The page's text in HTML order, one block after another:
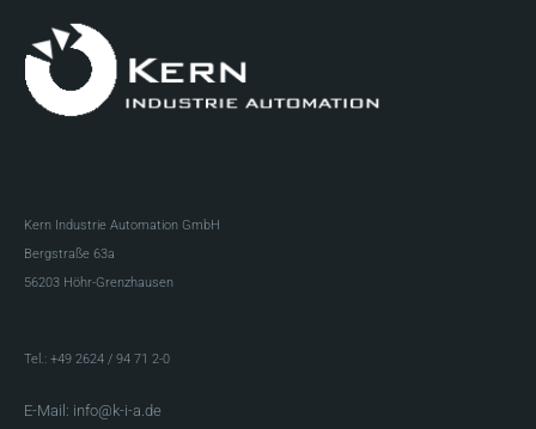
Kern Industrie Automation GmbH
Bergstraße 63a
56203 Höhr-Grenzhausen
Tel.: +49 2624 / 94 71 2-0
E-Mail: info@k-i-a.de